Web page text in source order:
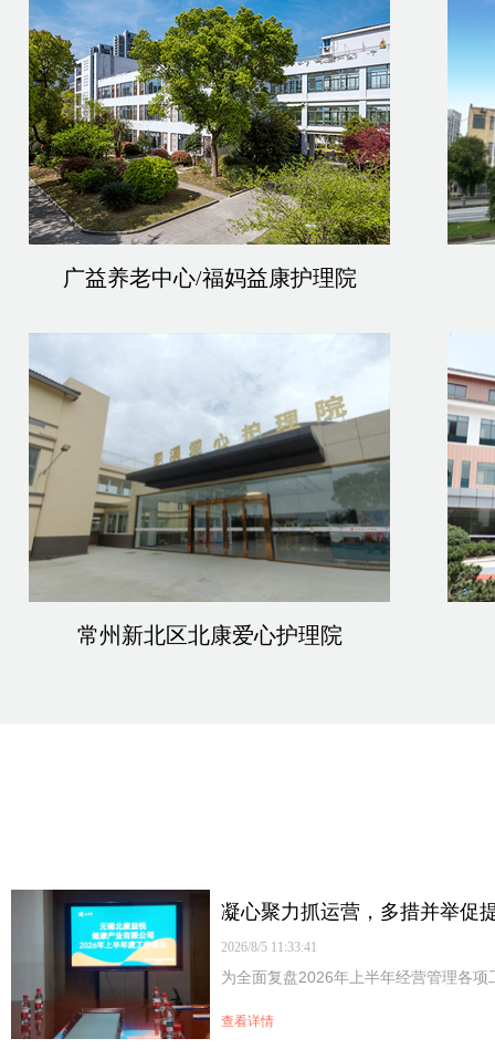
广益养老中心/福妈益康护理院
常州新北区北康爱心护理院
凝心聚力抓运营，多措并举促
2026/8/5 11:33:41
查看详情